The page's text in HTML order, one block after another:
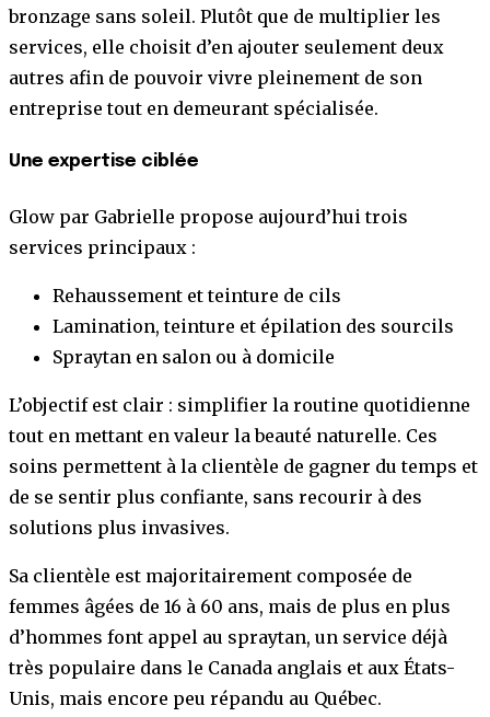
bronzage sans soleil. Plutôt que de multiplier les
services, elle choisit d’en ajouter seulement deux
autres afin de pouvoir vivre pleinement de son
entreprise tout en demeurant spécialisée.
Une expertise ciblée
Glow par Gabrielle propose aujourd’hui trois
services principaux :
Rehaussement et teinture de cils
Lamination, teinture et épilation des sourcils
Spraytan en salon ou à domicile
L’objectif est clair : simplifier la routine quotidienne
tout en mettant en valeur la beauté naturelle. Ces
soins permettent à la clientèle de gagner du temps et
de se sentir plus confiante, sans recourir à des
solutions plus invasives.
Sa clientèle est majoritairement composée de
femmes âgées de 16 à 60 ans, mais de plus en plus
d’hommes font appel au spraytan, un service déjà
très populaire dans le Canada anglais et aux États-
Unis, mais encore peu répandu au Québec.